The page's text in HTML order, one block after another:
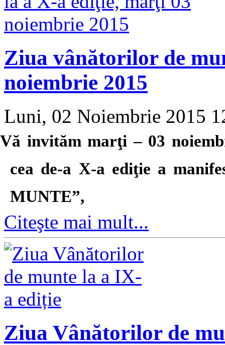
Ziua vânătorilor de
noiembrie 2015
Luni, 02 Noiembrie 2015
Vă invităm marţi – 03
cea de-a X-a ediţie a
MUNTE”,
Citeşte mai mult...
Ziua Vânătorilor de